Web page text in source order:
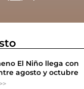
El Niño llega con
agosto y octubre